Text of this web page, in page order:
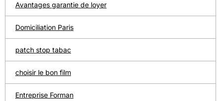
Avantages garantie de loyer
Domiciliation Paris
patch stop tabac
choisir le bon film
Entreprise Forman